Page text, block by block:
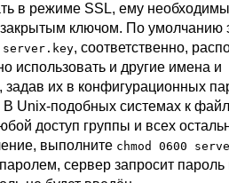
в режиме SSL, ему
ключом. По умолчанию
server.key, соответственно,
использовать и другие имена и
их в конфигурационных
В Unix-подобных системах к
доступ группы и всех
выполните chmod 0600
сервер запросит пароль